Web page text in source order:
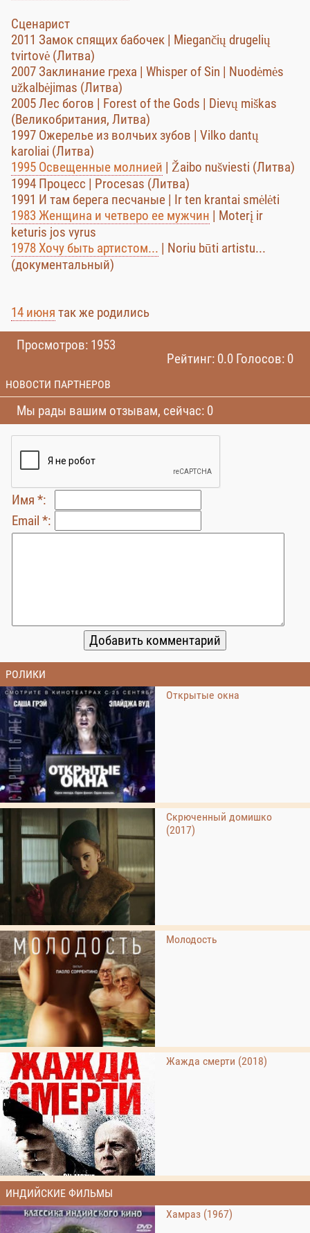
Сценарист
2011 Замок спящих бабочек | Miegančių drugelių
tvirtovė (Литва)
2007 Заклинание греха | Whisper of Sin | Nuodėmės
užkalbėjimas (Литва)
2005 Лес богов | Forest of the Gods | Dievų miškas
(Великобритания, Литва)
1997 Ожерелье из волчьих зубов | Vilko dantų
karoliai (Литва)
1995 Освещенные молнией | Žaibo nušviesti (Литва)
1994 Процесс | Procesas (Литва)
1991 И там берега песчаные | Ir ten krantai smėlėti
1983 Женщина и четверо ее мужчин | Moterį ir
keturis jos vyrus
1978 Хочу быть артистом... | Noriu būti artistu...
(документальный)
14 июня так же родились
Просмотров: 1953
Рейтинг: 0.0 Голосов: 0
НОВОСТИ ПАРТНЕРОВ
Мы рады вашим отзывам, сейчас: 0
Имя *:
Email *:
РОЛИКИ
Открытые окна
Скрюченный домишко
(2017)
Молодость
Жажда смерти (2018)
ИНДИЙСКИЕ ФИЛЬМЫ
Хамраз (1967)